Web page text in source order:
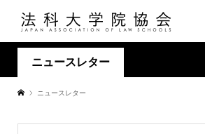
ニュースレター
ニュースレター